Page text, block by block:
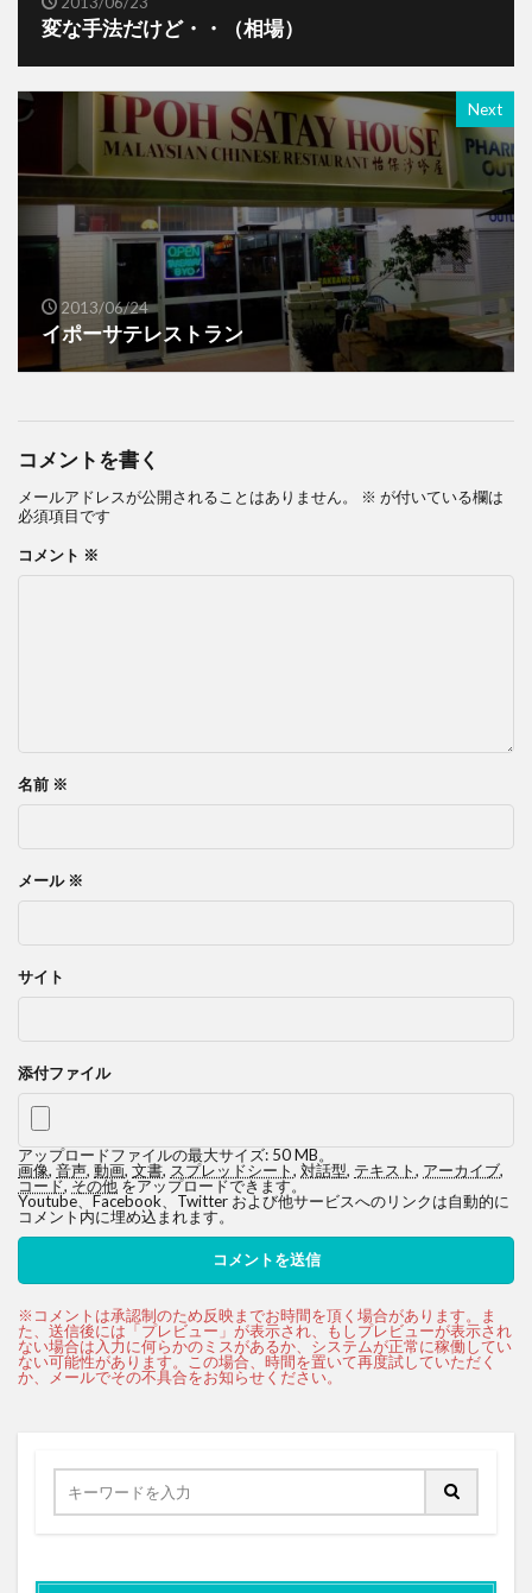
変な手法だけど・・（相場）
Next
2013/06/24
イポーサテレストラン
コメントを書く
メールアドレスが公開されることはありません。 ※ が付いている欄は
必須項目です
コメント ※
名前 ※
メール ※
サイト
添付ファイル
アップロードファイルの最大サイズ: 50 MB。
画像,音声, 動画,文書, スプレッドシート, 対話型, テキスト, アーカイブ,
コード,その他をアップロードできます。
Youtube、Facebook、Twitter および他サービスへのリンクは自動的に
コメント内に埋め込まれます。